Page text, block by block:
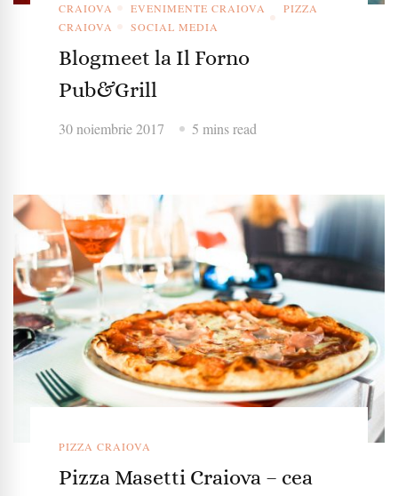
CRAIOVA EVENIMENTE CRAIOVA
PIZZA
CRAIOVA
SOCIAL MEDIA
Blogmeet la Il Forno
Pub&Grill
30 noiembrie 2017 5 mins read
PIZZA CRAIOVA
Pizza Masetti Craiova – cea